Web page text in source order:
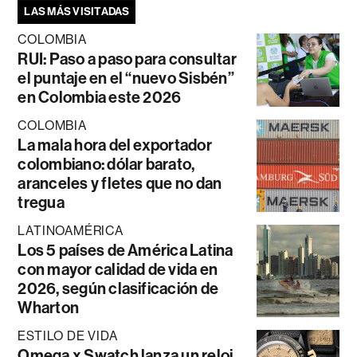
LAS MÁS VISITADAS
COLOMBIA
RUI: Paso a paso para consultar
el puntaje en el “nuevo Sisbén”
en Colombia este 2026
COLOMBIA
La mala hora del exportador
colombiano: dólar barato,
aranceles y fletes que no dan
tregua
LATINOAMÉRICA
Los 5 países de América Latina
con mayor calidad de vida en
2026, según clasificación de
Wharton
ESTILO DE VIDA